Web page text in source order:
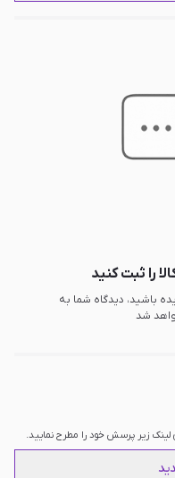
را ثبت کنید
باشید، دیدگاه شما به
شد
زیر پرسش خود را مطرح نمایید.